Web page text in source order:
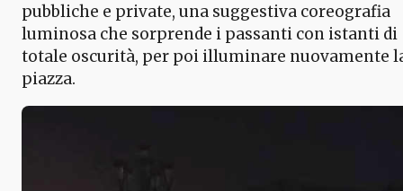
pubbliche e private, una suggestiva coreografia
luminosa che sorprende i passanti con istanti di
totale oscurità, per poi illuminare nuovamente
piazza.